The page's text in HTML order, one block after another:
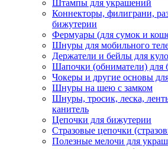
Штампы для украшений
Коннекторы, филиграни,
бижутерии
Фермуары (для сумок и
Шнуры для мобильного
Держатели и бейлы для
Шапочки (обниматели) для
Чокеры и другие основы
Шнуры на шею с замком
Шнуры, тросик, леска,
канитель
Цепочки для бижутерии
Стразовые цепочки
Полезные мелочи для